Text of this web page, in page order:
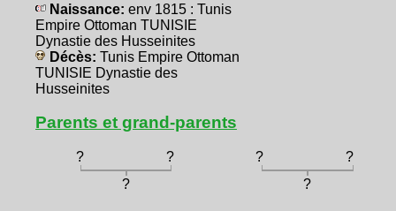
Naissance: env 1815 : Tunis
Empire Ottoman TUNISIE
Dynastie des Husseinites
Décès: Tunis Empire Ottoman
TUNISIE Dynastie des
Husseinites
Parents et grand-parents
? ? ?
?
?
?